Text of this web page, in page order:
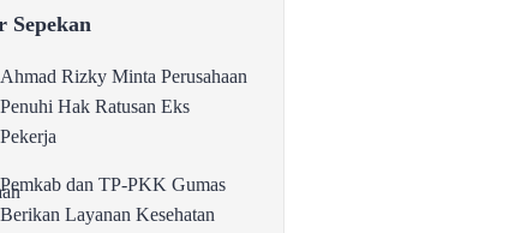
Sepekan
Ahmad Rizky Minta Perusahaan
Penuhi Hak Ratusan Eks
Pekerja
Pemkab dan TP-PKK Gumas
Berikan Layanan Kesehatan